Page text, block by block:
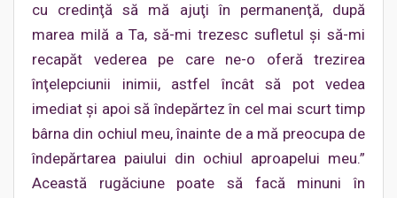
cu credinţă să mă ajuţi în permanenţă, după
marea milă a Ta, să-mi trezesc sufletul şi să-mi
recapăt vederea pe care ne-o oferă trezirea
înţelepciunii inimii, astfel încât să pot vedea
imediat şi apoi să îndepărtez în cel mai scurt timp
bârna din ochiul meu, înainte de a mă preocupa de
îndepărtarea paiului din ochiul aproapelui meu.”
Această rugăciune poate să facă minuni în